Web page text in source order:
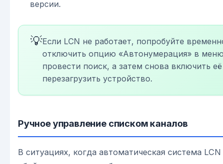
версии.
💡Если LCN не работает, попробуйте
отключить опцию «Автонумерация» в
провести поиск, а затем снова включить
перезагрузить устройство.
Ручное управление списком каналов
В ситуациях, когда автоматическая система